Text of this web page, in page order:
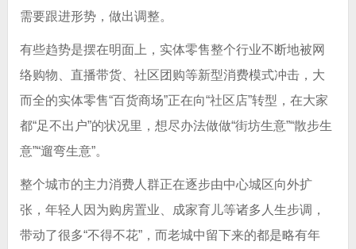
需要跟进形势，做出调整。
有些趋势是摆在明面上，实体零售整个行业不断地被网
络购物、直播带货、社区团购等新型消费模式冲击，大
而全的实体零售“百货商场”正在向“社区店”转型，在大家
都“足不出户”的状况里，想尽办法做做“街坊生意”“散步生
意”“遛弯生意”。
整个城市的主力消费人群正在逐步由中心城区向外扩
张，年轻人因为购房置业、成家育儿等诸多人生步调，
带动了很多“不得不花”，而老城中留下来的都是略有年